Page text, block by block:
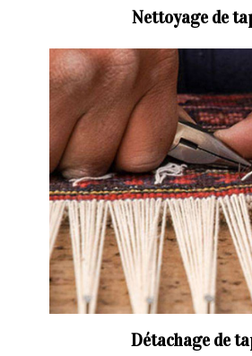
Nettoyage de
Détachage de